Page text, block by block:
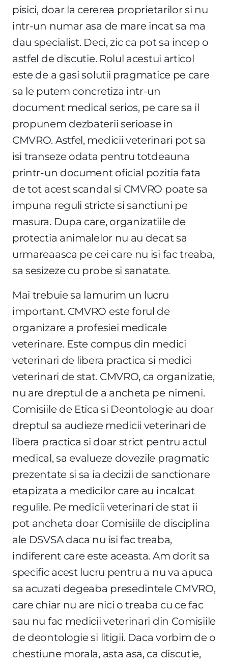
pisici, doar la cererea proprietarilor si nu
intr-un numar asa de mare incat sa ma
dau specialist. Deci, zic ca pot sa incep o
astfel de discutie. Rolul acestui articol
este de a gasi solutii pragmatice pe care
sa le putem concretiza intr-un
document medical serios, pe care sa il
propunem dezbaterii serioase in
CMVRO. Astfel, medicii veterinari pot sa
isi transeze odata pentru totdeauna
printr-un document oficial pozitia fata
de tot acest scandal si CMVRO poate sa
impuna reguli stricte si sanctiuni pe
masura. Dupa care, organizatiile de
protectia animalelor nu au decat sa
urmareaasca pe cei care nu isi fac treaba,
sa sesizeze cu probe si sanatate.
Mai trebuie sa lamurim un lucru
important. CMVRO este forul de
organizare a profesiei medicale
veterinare. Este compus din medici
veterinari de libera practica si medici
veterinari de stat. CMVRO, ca organizatie,
nu are dreptul de a ancheta pe nimeni.
Comisiile de Etica si Deontologie au doar
dreptul sa audieze medicii veterinari de
libera practica si doar strict pentru actul
medical, sa evalueze dovezile pragmatic
prezentate si sa ia decizii de sanctionare
etapizata a medicilor care au incalcat
regulile. Pe medicii veterinari de stat ii
pot ancheta doar Comisiile de disciplina
ale DSVSA daca nu isi fac treaba,
indiferent care este aceasta. Am dorit sa
specific acest lucru pentru a nu va apuca
sa acuzati degeaba presedintele CMVRO,
care chiar nu are nici o treaba cu ce fac
sau nu fac medicii veterinari din Comisiile
de deontologie si litigii. Daca vorbim de o
chestiune morala, asta asa, ca discutie,